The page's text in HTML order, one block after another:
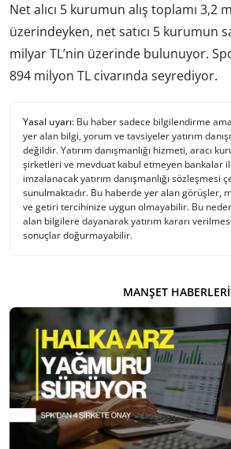
Net alıcı 5 kurumun alış toplamı 3,2
üzerindeyken, net satıcı 5 kurumun
milyar TL’nin üzerinde bulunuyor.
894 milyon TL civarında seyrediyor.
Yasal uyarı: Bu haber sadece bilgilendirme
yer alan bilgi, yorum ve tavsiyeler yatırım
değildir. Yatırım danışmanlığı hizmeti, aracı
şirketleri ve mevduat kabul etmeyen bankalar
imzalanacak yatırım danışmanlığı sözleşmesi
sunulmaktadır. Bu haberde yer alan görüşler,
ve getiri tercihinize uygun olmayabilir. Bu
alan bilgilere dayanarak yatırım kararı
sonuçlar doğurmayabilir.
MANŞET HABERLERI